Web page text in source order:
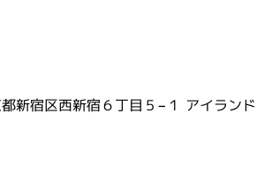
新宿区西新宿６丁目５−１ アイランド